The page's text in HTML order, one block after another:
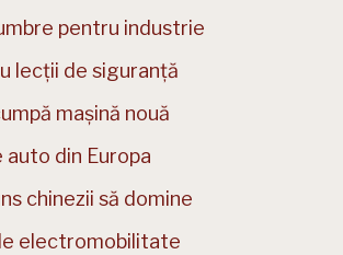
pentru industrie
lecții de siguranță
mașină nouă
auto din Europa
chinezii să domine
electromobilitate